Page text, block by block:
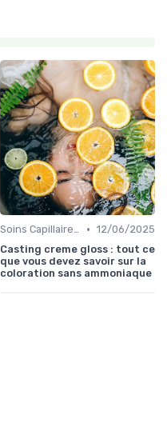
Soins Capillaires Bio • 12/06/2025
Casting creme gloss : tout ce
que vous devez savoir sur la
coloration sans ammoniaque